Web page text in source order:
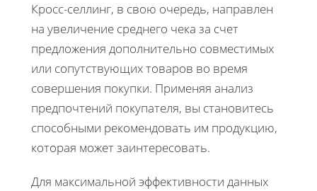
Кросс-селлинг, в свою очередь, направлен
на увеличение среднего чека за счет
предложения дополнительно совместимых
или сопутствующих товаров во время
совершения покупки. Применяя анализ
предпочтений покупателя, вы становитесь
способными рекомендовать им продукцию,
которая может заинтересовать.
Для максимальной эффективности данных